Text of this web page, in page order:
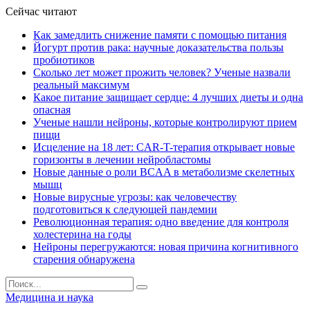
Сейчас читают
Как замедлить снижение памяти с помощью питания
Йогурт против рака: научные доказательства пользы
пробиотиков
Сколько лет может прожить человек? Ученые назвали
реальный максимум
Какое питание защищает сердце: 4 лучших диеты и одна
опасная
Ученые нашли нейроны, которые контролируют прием
пищи
Исцеление на 18 лет: CAR-T-терапия открывает новые
горизонты в лечении нейробластомы
Новые данные о роли BCAA в метаболизме скелетных
мышц
Новые вирусные угрозы: как человечеству
подготовиться к следующей пандемии
Революционная терапия: одно введение для контроля
холестерина на годы
Нейроны перегружаются: новая причина когнитивного
старения обнаружена
Медицина и наука